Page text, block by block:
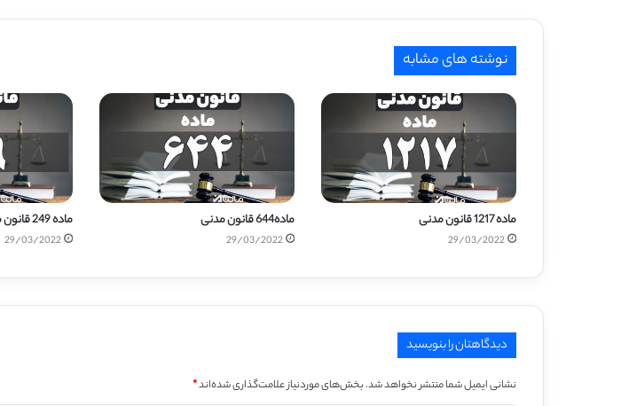
نوشته های مشابه
ماده 1217 قانون مدنی
29/03/2022
ماده644 قانون مدنی
29/03/2022
ماده 249 قانون مدنی
29/03/2022
دیدگاهتان را بنویسید
نشانی ایمیل شما منتشر نخواهد شد.بخش‌های موردنیاز علامت‌گذاری شده‌اند*